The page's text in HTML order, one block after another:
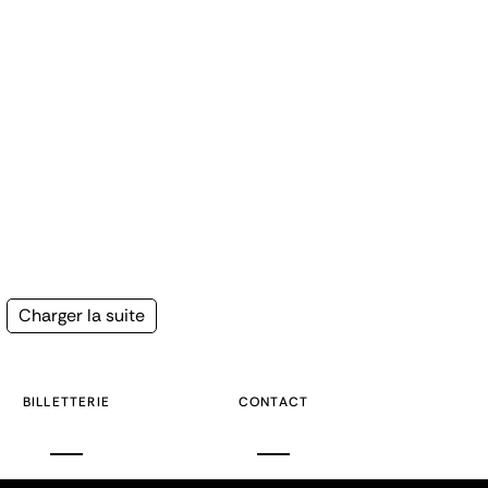
Page
Charger la suite
BILLETTERIE CONTACT